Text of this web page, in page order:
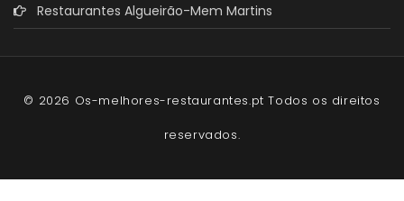
Restaurantes Algueirão-Mem Martins
© 2026 Os-melhores-restaurantes.pt Todos os direitos
reservados.